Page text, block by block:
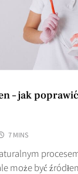
– jak
7 MINS
może być